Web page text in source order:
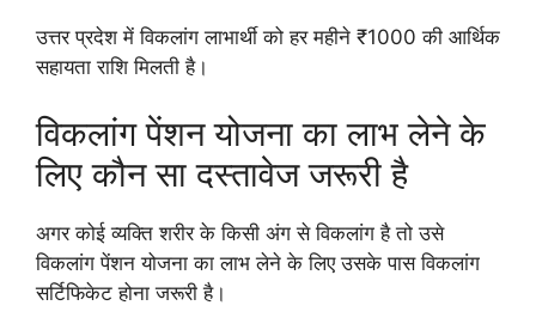
उत्तर प्रदेश में विकलांग लाभार्थी को हर महीने ₹1000 की आर्थिक
सहायता राशि मिलती है।
विकलांग पेंशन योजना का लाभ लेने के
लिए कौन सा दस्तावेज जरूरी है
अगर कोई व्यक्ति शरीर के किसी अंग से विकलांग है तो उसे
विकलांग पेंशन योजना का लाभ लेने के लिए उसके पास विकलांग
सर्टिफिकेट होना जरूरी है।